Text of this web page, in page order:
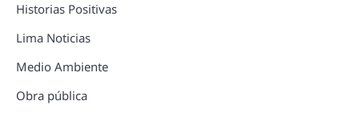
Historias Positivas
Lima Noticias
Medio Ambiente
Obra pública